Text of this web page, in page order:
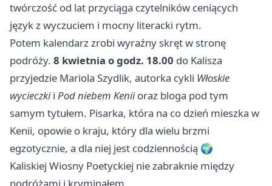
twórczość od lat przyciąga czytelników ceniących
język z wyczuciem i mocny literacki rytm.
Potem kalendarz zrobi wyraźny skręt w stronę
podróży. 8 kwietnia o godz. 18.00 do Kalisza
przyjedzie Mariola Szydlik, autorka cykli Włoskie
wycieczkii Pod niebem Keniioraz bloga pod tym
samym tytułem. Pisarka, która na co dzień mieszka w
Kenii, opowie o kraju, który dla wielu brzmi
egzotycznie, a dla niej jest codziennością 🌍
Kaliskiej Wiosny Poetyckiej nie zabraknie między